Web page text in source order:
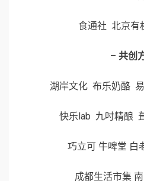
食通社 北京有
– 共创
湖岸文化 布乐奶酪
快乐lab 九吋精酿
巧立可 牛啤堂 白
成都生活市集